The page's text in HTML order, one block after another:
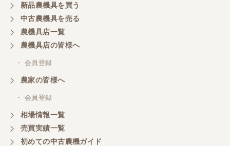
三重県／山本
共立シュレッターを受け取りました。 状態は問題な
く、エンジンも調子がよさそうです。 ありがとうご
ざいました。
三重県／
嫌な顔をせずに一生懸命頑張ってくれる中山さんに
感謝しています。ここで3台買いましたが、これから
もよろしくお願いしたいです。
新品農機具を買う
中古農機具を売る
農機具店一覧
農機具店の皆様へ
・ 会員登録
農家の皆様へ
・ 会員登録
相場情報一覧
売買実績一覧
初めての中古農機ガイド